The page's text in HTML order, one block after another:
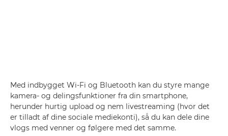
Med indbygget Wi-Fi og Bluetooth kan du styre mange
kamera- og delingsfunktioner fra din smartphone,
herunder hurtig upload og nem livestreaming (hvor det
er tilladt af dine sociale mediekonti), så du kan dele dine
vlogs med venner og følgere med det samme.